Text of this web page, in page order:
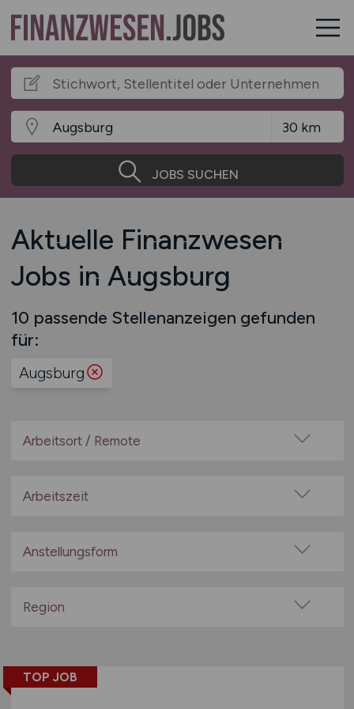
JOBS SUCHEN
Aktuelle Finanzwesen
Jobs in Augsburg
10 passende Stellenanzeigen gefunden
für:
Augsburg
Arbeitsort / Remote
Home-Office möglich / Hybrid
Remote aus dem Ausland möglich
Arbeitszeit
Teilzeit
Anstellungsform
befristete Anstellung
Projektarbeit / Freelancer
Region
Berlin
TOP JOB